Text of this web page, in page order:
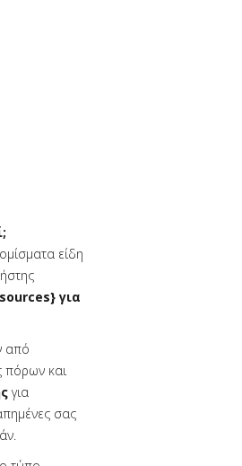
είδη
για
από
πόρων και
για
σας